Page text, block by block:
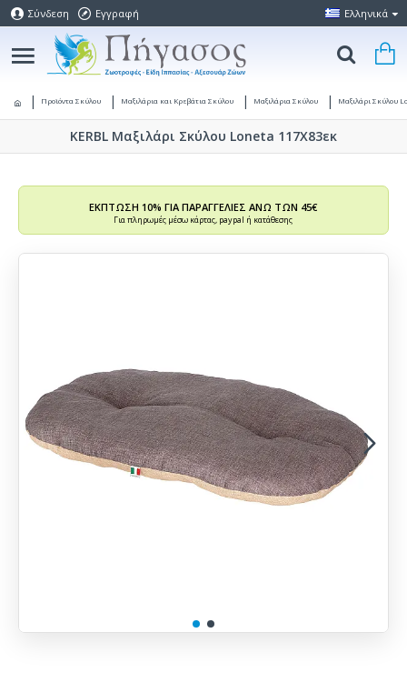
Σύνδεση Εγγραφή Ελληνικά
Προϊόντα Σκύλου Μαξιλάρια και Κρεβάτια Σκύλου Μαξιλάρια Σκύλου Μαξιλάρι Σκύλου
KERBL Μαξιλάρι Σκύλου Loneta 117Χ83εκ
ΕΚΠΤΩΣΗ 10% ΓΙΑ ΠΑΡΑΓΓΕΛΙΕΣ ΑΝΩ ΤΩΝ 45€
Για πληρωμές μέσω κάρτας, paypal ή κατάθεσης